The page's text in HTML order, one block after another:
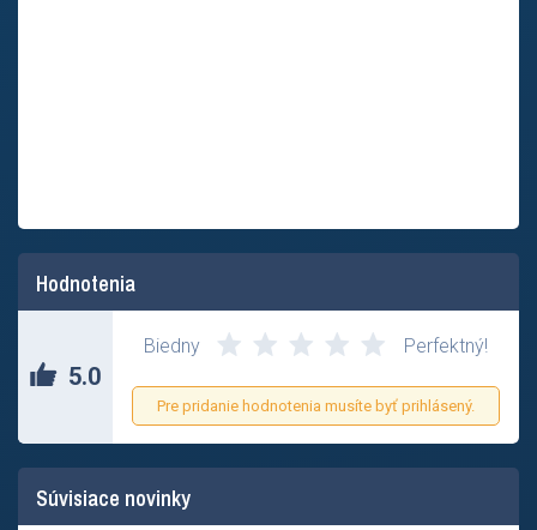
Hodnotenia
5.0
Biedny Perfektný!
Pre pridanie hodnotenia musíte byť prihlásený.
Súvisiace novinky